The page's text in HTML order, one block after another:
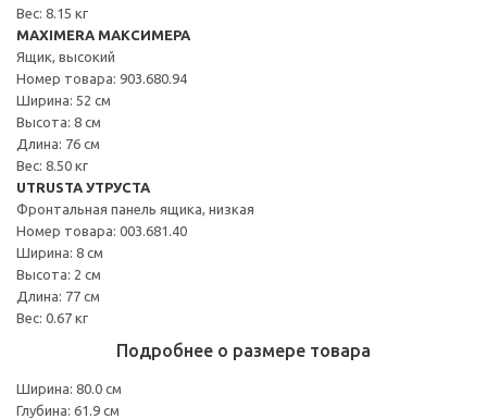
Вес: 8.15 кг
MAXIMERA МАКСИМЕРА
Ящик, высокий
Номер товара: 903.680.94
Ширина: 52 см
Высота: 8 см
Длина: 76 см
Вес: 8.50 кг
UTRUSTA УТРУСТА
Фронтальная панель ящика, низкая
Номер товара: 003.681.40
Ширина: 8 см
Высота: 2 см
Длина: 77 см
Вес: 0.67 кг
Подробнее о размере товара
Ширина: 80.0 см
Глубина: 61.9 см